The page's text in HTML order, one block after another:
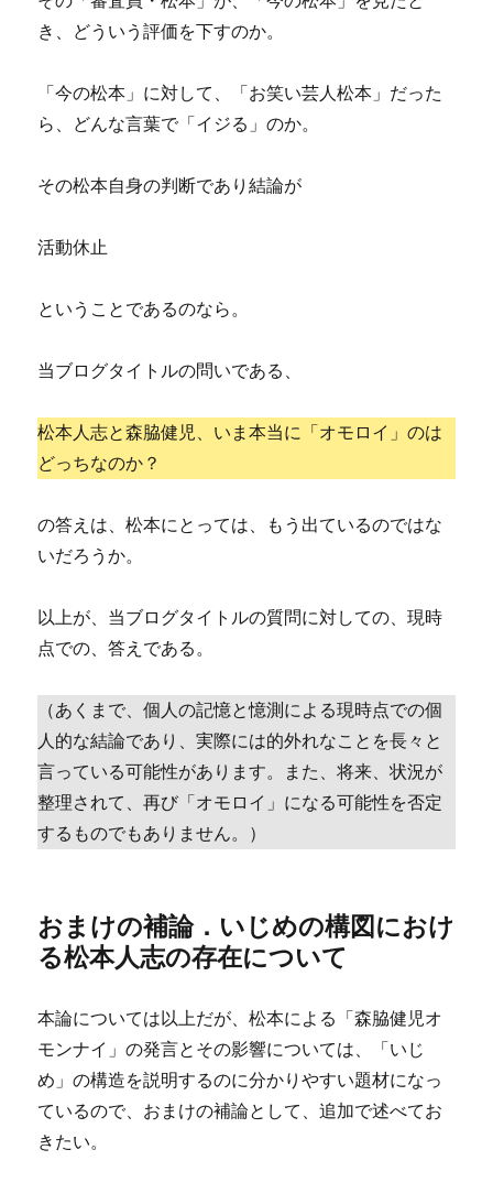
き、どういう評価を下すのか。
「今の松本」に対して、「お笑い芸人松本」だった
ら、どんな言葉で「イジる」のか。
その松本自身の判断であり結論が
活動休止
ということであるのなら。
当ブログタイトルの問いである、
松本人志と森脇健児、いま本当に「オモロイ」のは
どっちなのか？
の答えは、松本にとっては、もう出ているのではな
いだろうか。
以上が、当ブログタイトルの質問に対しての、現時
点での、答えである。
（あくまで、個人の記憶と憶測による現時点での個
人的な結論であり、実際には的外れなことを長々と
言っている可能性があります。また、将来、状況が
整理されて、再び「オモロイ」になる可能性を否定
するものでもありません。）
おまけの補論．いじめの構図におけ
る松本人志の存在について
本論については以上だが、松本による「森脇健児オ
モンナイ」の発言とその影響については、「いじ
め」の構造を説明するのに分かりやすい題材になっ
ているので、おまけの補論として、追加で述べてお
きたい。